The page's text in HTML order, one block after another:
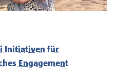
Initiativen für
Engagement